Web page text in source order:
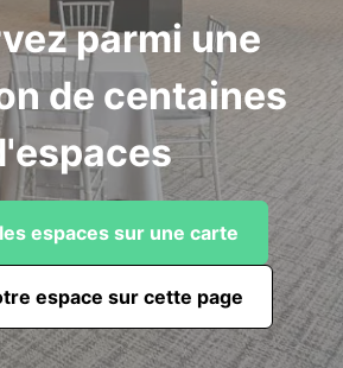
parmi une
de centaines
espaces sur une carte
espace sur cette page